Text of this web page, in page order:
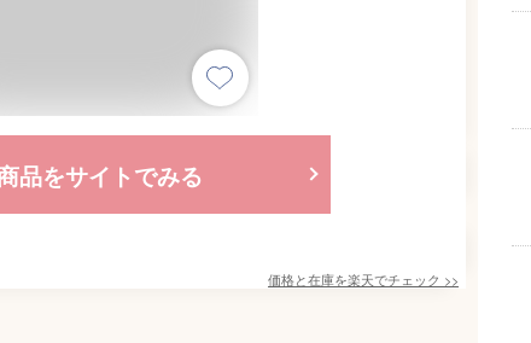
品をサイトでみる
価格と在庫を楽天でチェック >>